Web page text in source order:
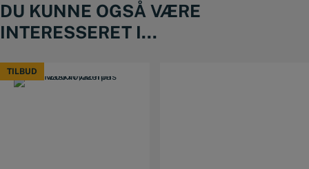
DU KUNNE OGSÅ VÆRE
INTERESSERET I...
TILBUD
TILBUD